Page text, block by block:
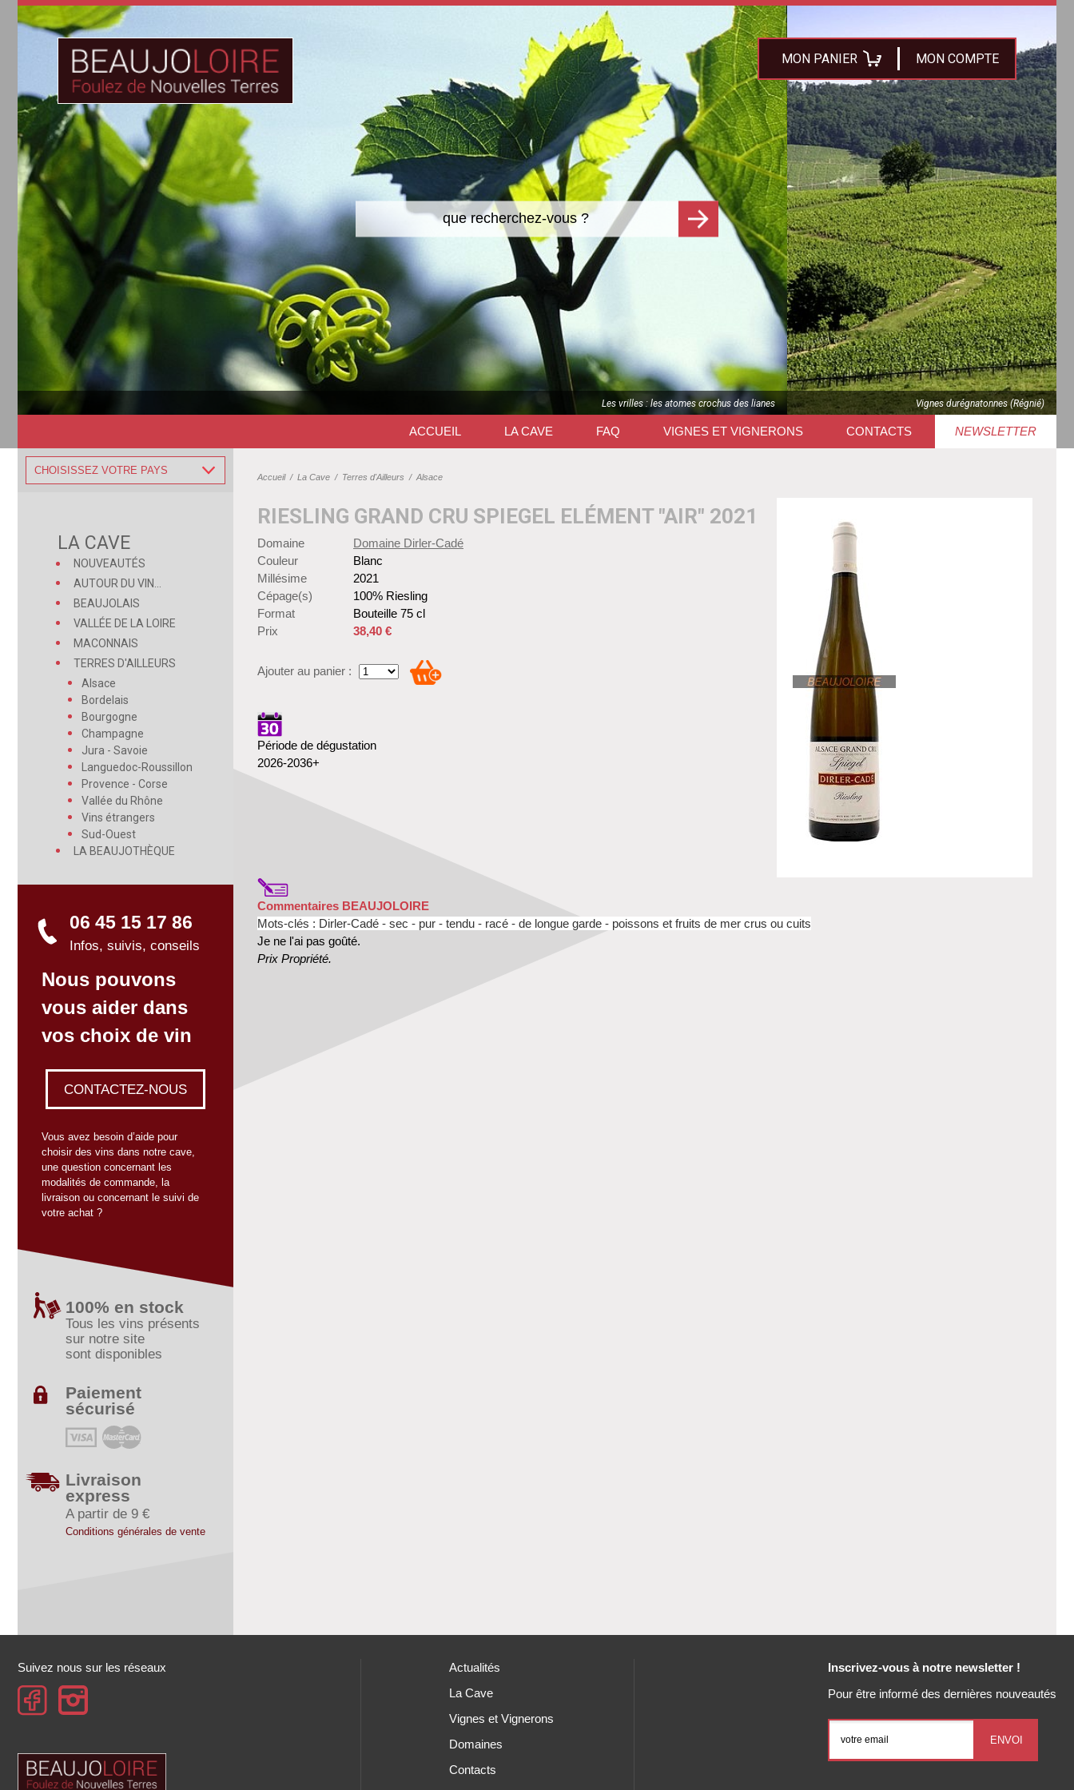
MON PANIER MON COMPTE
Les vrilles : les atomes crochus des lianes Vignes durégnatonnes (Régnié)
ACCUEIL LA CAVE FAQ VIGNES ET VIGNERONS CONTACTS NEWSLETTER
CHOISISSEZ VOTRE PAYS
LA CAVE
NOUVEAUTÉS
AUTOUR DU VIN...
BEAUJOLAIS
VALLÉE DE LA LOIRE
MACONNAIS
TERRES D'AILLEURS
Alsace
Bordelais
Bourgogne
Champagne
Jura - Savoie
Languedoc-Roussillon
Provence - Corse
Vallée du Rhône
Vins étrangers
Sud-Ouest
LA BEAUJOTHÈQUE
06 45 15 17 86
Infos, suivis, conseils
Nous pouvons
vous aider dans
vos choix de vin
CONTACTEZ-NOUS
Vous avez besoin d’aide pour
choisir des vins dans notre cave,
une question concernant les
modalités de commande, la
livraison ou concernant le suivi de
votre achat ?
100% en stock
Tous les vins présents
sur notre site
sont disponibles
Paiement
sécurisé
Livraison
express
A partir de 9 €
Conditions générales de vente
Accueil/ La Cave / Terres d'Ailleurs / Alsace
RIESLING GRAND CRU SPIEGEL ELÉMENT "AIR" 2021
Domaine
Domaine Dirler-Cadé
Couleur
Blanc
Millésime
2021
Cépage(s)
100% Riesling
Format
Bouteille 75 cl
Prix
38,40 €
Ajouter au panier :
Période de dégustation
2026-2036+
Commentaires BEAUJOLOIRE
Mots-clés : Dirler-Cadé - sec - pur - tendu - racé - de longue garde - poissons et fruits de mer crus ou cuits
Je ne l'ai pas goûté.
Prix Propriété.
Actualités
La Cave
Vignes et Vignerons
Domaines
Contacts
Suivez nous sur les réseaux
Inscrivez-vous à notre newsletter !
Pour être informé des dernières nouveautés